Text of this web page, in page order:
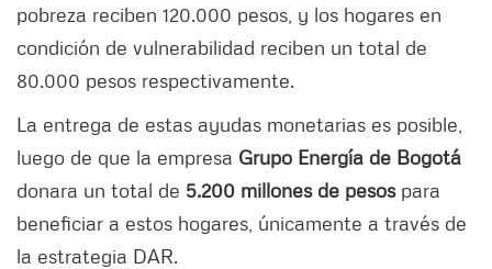
pobreza reciben 120.000 pesos, y los hogares en
condición de vulnerabilidad reciben un total de
80.000 pesos respectivamente.
La entrega de estas ayudas monetarias es posible,
luego de que la empresa Grupo Energía de Bogotá
donara un total de 5.200 millones de pesospara
beneficiar a estos hogares, únicamente a través de
la estrategia DAR.